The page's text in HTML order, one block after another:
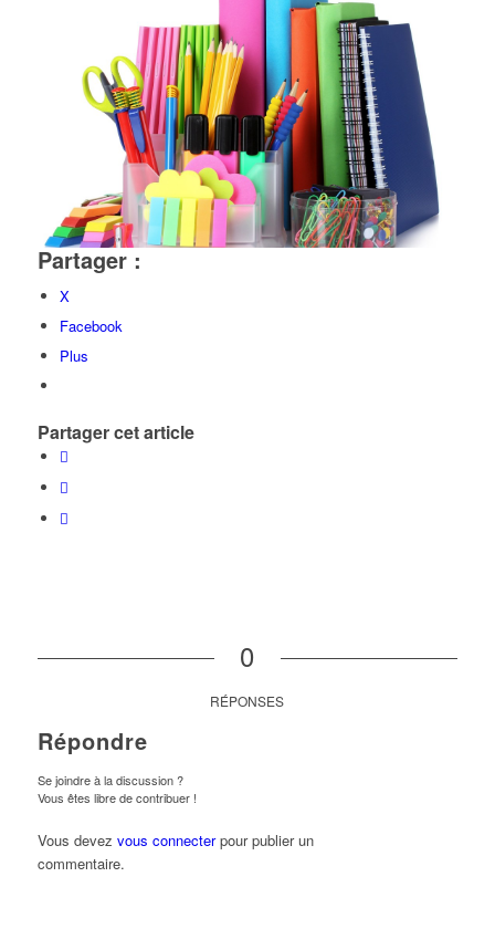
Partager :
X
Facebook
Plus
Partager cet article
0
RÉPONSES
Répondre
Se joindre à la discussion ?
Vous êtes libre de contribuer !
Vous devez vous connecterpour publier un
commentaire.